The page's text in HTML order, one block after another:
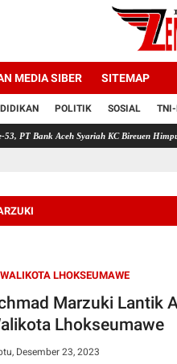
MEDIA SIBER SITEMAP
POLITIK SOSIAL
Syariah KC Bireuen Himpun 162 Kantong
LHOKSEUMAWE
Marzuki Lantik
Lhokseumawe
Desember 23, 2023